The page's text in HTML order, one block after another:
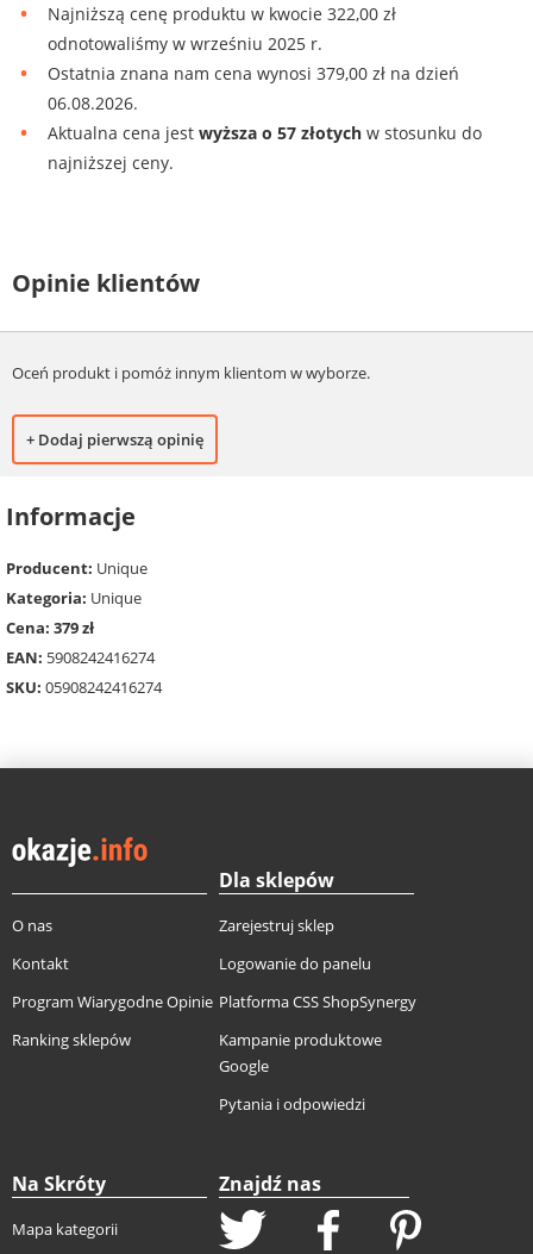
Najniższą cenę produktu w kwocie 322,00 zł
odnotowaliśmy w wrześniu 2025 r.
Ostatnia znana nam cena wynosi 379,00 zł na dzień
06.08.2026.
Aktualna cena jest wyższa o 57 złotych w stosunku do
najniższej ceny.
Opinie klientów
Oceń produkt i pomóż innym klientom w wyborze.
+ Dodaj pierwszą opinię
Informacje
Producent: Unique
Kategoria: Unique
Cena: 379 zł
EAN: 5908242416274
SKU: 05908242416274
O nas
Kontakt
Program Wiarygodne Opinie
Ranking sklepów
Dla sklepów
Zarejestruj sklep
Logowanie do panelu
Platforma CSS ShopSynergy
Kampanie produktowe
Google
Pytania i odpowiedzi
Na Skróty
Mapa kategorii
Znajdź nas